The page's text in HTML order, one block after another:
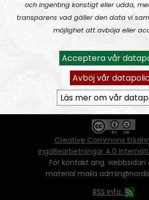
Ansvarig utgivare:Vera
Vårdatapolicy
Du får kopiera och sprida
oförändrat, men uppge oss
Om ni vill sprida ett urklipp ni
går även det bra, så länge det
ett vinstdrivande syfte - då
skriftlig tillåtelse från
Creative Commons
IngaBearbetningar 4.0
För kontakt ang.
material maila
RSS Info:
och ingenting konstigt eller udda,
transparens vad gäller den data vi
möjlighet att avböja eller
Acceptera vår
Avböj vår
Läs mer om vår